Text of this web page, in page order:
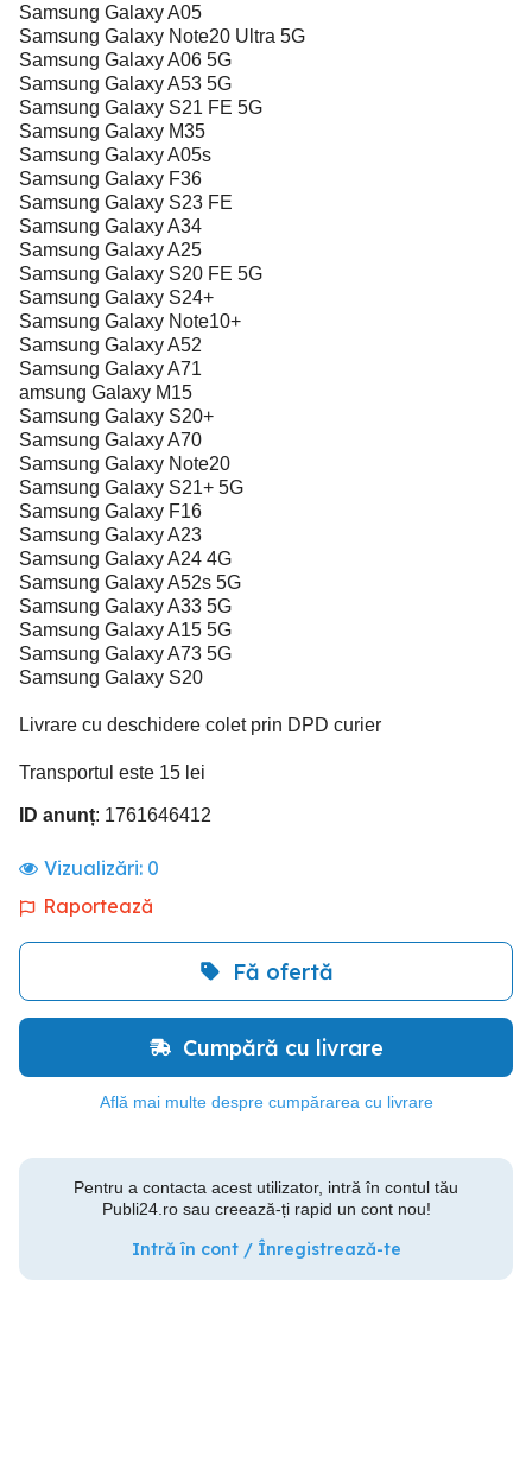
Samsung Galaxy A05
Samsung Galaxy Note20 Ultra 5G
Samsung Galaxy A06 5G
Samsung Galaxy A53 5G
Samsung Galaxy S21 FE 5G
Samsung Galaxy M35
Samsung Galaxy A05s
Samsung Galaxy F36
Samsung Galaxy S23 FE
Samsung Galaxy A34
Samsung Galaxy A25
Samsung Galaxy S20 FE 5G
Samsung Galaxy S24+
Samsung Galaxy Note10+
Samsung Galaxy A52
Samsung Galaxy A71
amsung Galaxy M15
Samsung Galaxy S20+
Samsung Galaxy A70
Samsung Galaxy Note20
Samsung Galaxy S21+ 5G
Samsung Galaxy F16
Samsung Galaxy A23
Samsung Galaxy A24 4G
Samsung Galaxy A52s 5G
Samsung Galaxy A33 5G
Samsung Galaxy A15 5G
Samsung Galaxy A73 5G
Samsung Galaxy S20
Livrare cu deschidere colet prin DPD curier
Transportul este 15 lei
ID anunț: 1761646412
Vizualizări: 0
Raportează
Fă ofertă
Cumpără cu livrare
Află mai multe despre cumpărarea cu livrare
Pentru a contacta acest utilizator, intră în contul tău
Publi24.ro sau creează-ți rapid un cont nou!
Intră în cont / Înregistrează-te